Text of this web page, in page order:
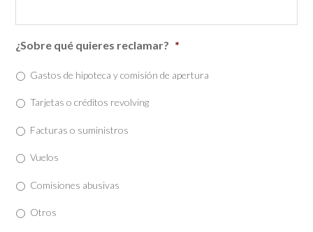
¿Sobre qué quieres reclamar? *
Gastos de hipoteca y comisión de apertura
Tarjetas o créditos revolving
Facturas o suministros
Vuelos
Comisiones abusivas
Otros